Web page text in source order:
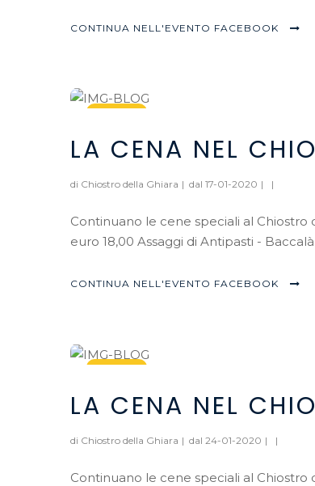
CONTINUA NELL'EVENTO FACEBOOK
Jan, 2020
LA CENA NEL
di Chiostro della Ghiara | dal 17-01-2020 | |
Continuano le cene speciali al
euro 18,00 Assaggi di Antipasti -
CONTINUA NELL'EVENTO FACEBOOK
Jan, 2020
LA CENA NEL
di Chiostro della Ghiara | dal 24-01-2020 | |
Continuano le cene speciali al